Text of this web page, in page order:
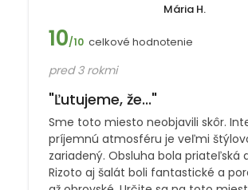
Mária H.
10/10 celkové hodnotenie
pred 3 rokmi
"Ľutujeme, že..."
Sme toto miesto neobjavili skôr.
príjemnú atmosféru je veľmi
zariadený. Obsluha bola priateľská
Rizoto aj šalát boli fantastické a